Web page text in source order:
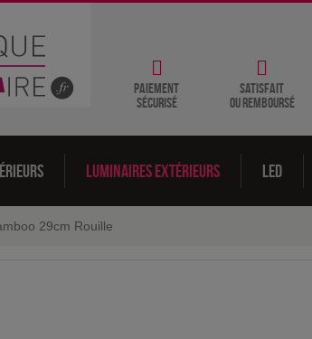
Paiement
sécurisé
satisfait
ou remboursé
Luminaires extérieurs LED
29cm Rouille